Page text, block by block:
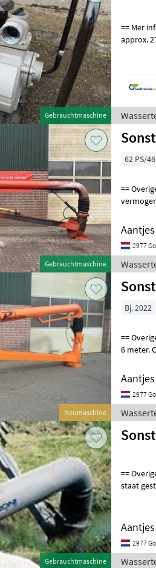
Gebrauchtmaschine
== Mer informasjon (NO) ==
Gebrauchtmaschine
62 PS/
== Overige details (NL) ==
2977
Neumaschine
Bj. 2022
== Overige details (NL) == Nieuwe
6 meter.
2977
Gebrauchtmaschine
== Overige details (NL) == De
staat
2977